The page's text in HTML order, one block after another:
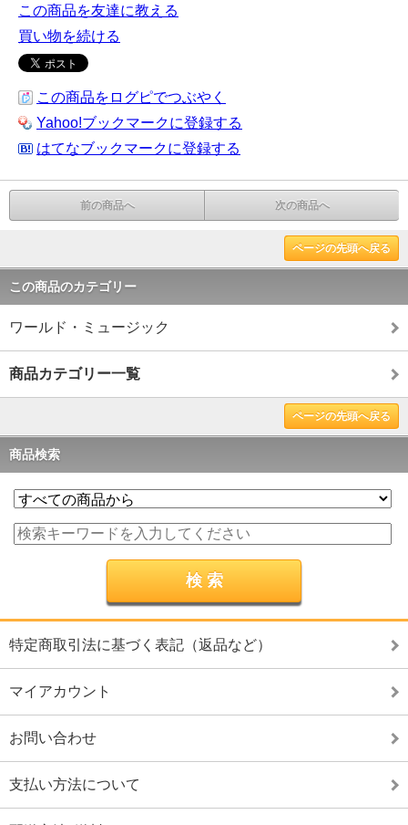
この商品を友達に教える
買い物を続ける
この商品をログピでつぶやく
Yahoo!ブックマークに登録する
はてなブックマークに登録する
前の商品へ 次の商品へ
ページの先頭へ戻る
この商品のカテゴリー
ワールド・ミュージック
商品カテゴリー一覧
ページの先頭へ戻る
商品検索
特定商取引法に基づく表記（返品など）
マイアカウント
お問い合わせ
支払い方法について